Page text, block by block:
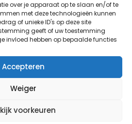
over je apparaat op te slaan en/of te
met deze technologieën kunnen
of unieke ID's op deze site
geeft of uw toestemming
invloed hebben op bepaalde functies
Accepteren
Weiger
voorkeuren
Zijlnieuws TV